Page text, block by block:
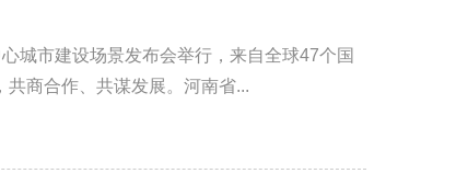
城市建设场景发布会举行，来自全球47个国
商合作、共谋发展。河南省...